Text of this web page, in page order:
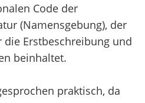
Code der
(Namensgebung), der
Erstbeschreibung und
beinhaltet.
praktisch, da